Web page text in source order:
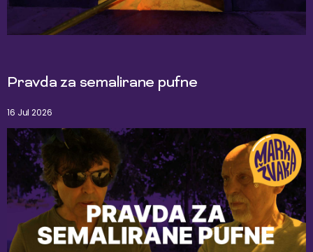
Pravda za semalirane pufne
16 Jul 2026